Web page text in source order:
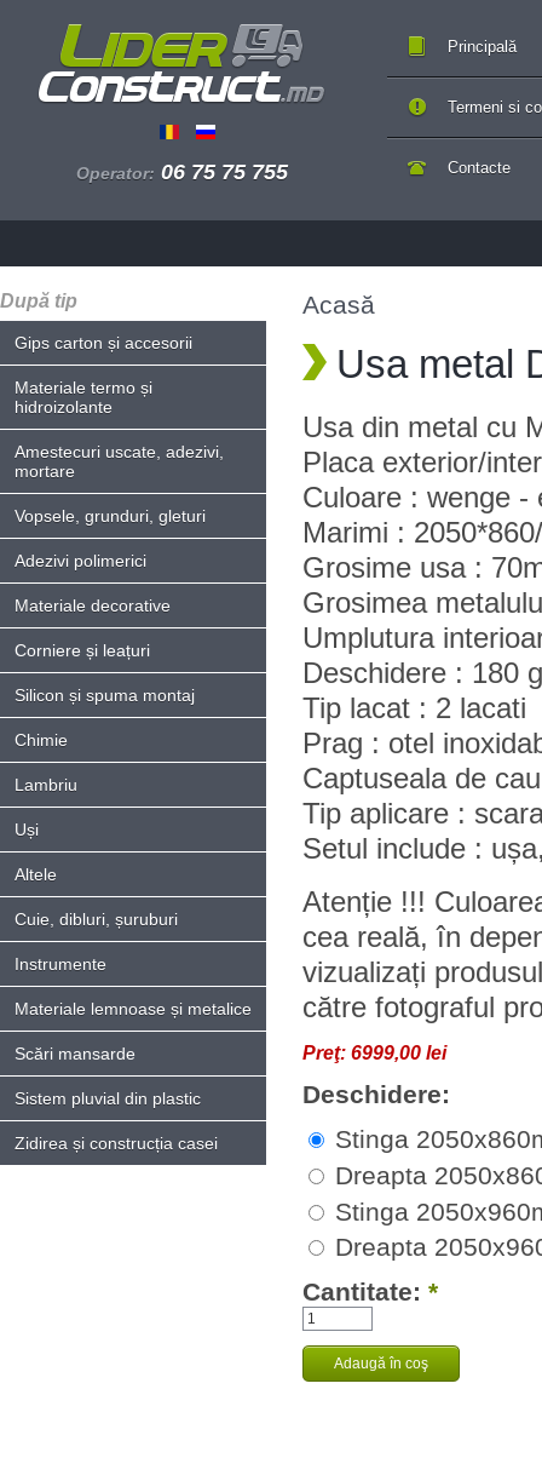
Operator: 06 75 75 755
Principală
Contacte
Termeni si
După tip
Gips carton și accesorii
Materiale termo și
hidroizolante
Amestecuri uscate, adezivi,
mortare
Vopsele, grunduri, gleturi
Adezivi polimerici
Materiale decorative
Corniere și leațuri
Silicon și spuma montaj
Chimie
Lambriu
Uși
Altele
Cuie, dibluri, șuruburi
Instrumente
Materiale lemnoase și metalice
Scări mansarde
Sistem pluvial din plastic
Zidirea și construcția casei
Acasă
Usa metal
Usa din metal cu
Placa exterior/
Culoare : wenge -
Marimi :
Grosime usa :
Grosimea
Umplutura
Deschidere : 180
Tip lacat : 2 lacati
Prag : otel
Captuseala de
Tip aplicare :
Setul include :
Atenție !!!
cea reală, în
vizualizați
către fotograful
Preţ: 6999,00 lei
Deschidere:
Stinga
Dreapta
Stinga
Dreapta
Cantitate: *